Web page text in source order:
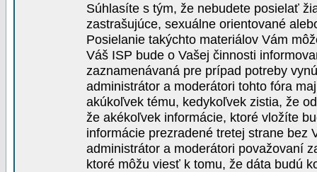
Súhlasíte s tým, že nebudete posielať
zastrašujúce, sexuálne orientované
Posielanie takýchto materiálov Vám
Váš ISP bude o Vašej činnosti
zaznamenávaná pre prípad potreby
administrátor a moderátori tohto fóra
akúkoľvek tému, kedykoľvek zistia, že
že akékoľvek informácie, ktoré vložíte
informácie prezradené tretej strane bez
administrátor a moderátori považovaní
ktoré môžu viesť k tomu, že dáta budú